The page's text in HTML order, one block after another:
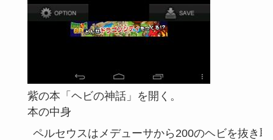
紫の本「ヘビの神話」を開く。
本の中身
ペルセウスはメデューサから200のヘビを抜き取